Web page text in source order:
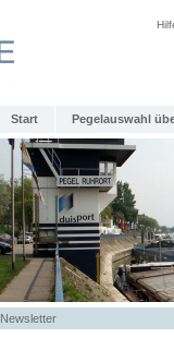
Start Pegelauswahl
Newsletter